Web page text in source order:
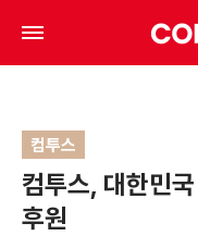
컴투스
컴투스, 대한민
후원